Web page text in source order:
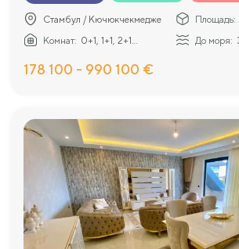
Стамбул / Кючюкчекмедже Площадь:
Комнат: 0+1, 1+1, 2+1... До моря:
178 100 - 990 100 €